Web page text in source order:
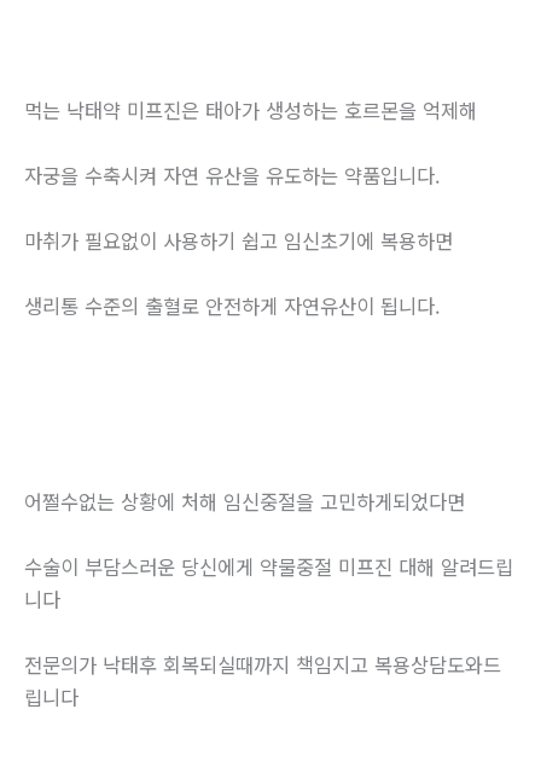
먹는 낙태약 미프진은 태아가 생성하는 호르몬을 억제해
자궁을 수축시켜 자연 유산을 유도하는 약품입니다.
마취가 필요없이 사용하기 쉽고 임신초기에 복용하면
생리통 수준의 출혈로 안전하게 자연유산이 됩니다.
어쩔수없는 상황에 처해 임신중절을 고민하게되었다면
수술이 부담스러운 당신에게 약물중절 미프진 대해 알려드립
니다
전문의가 낙태후 회복되실때까지 책임지고 복용상담도와드
립니다